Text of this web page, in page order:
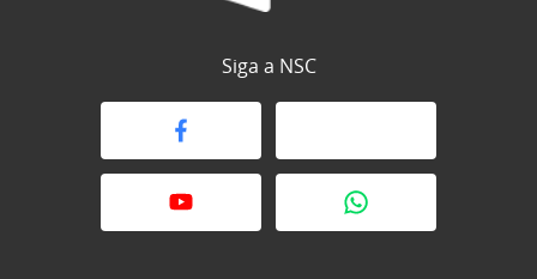
Siga a NSC